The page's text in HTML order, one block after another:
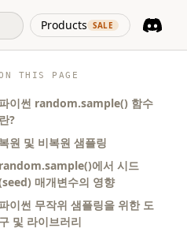
Products SALE
(opens in
THIS PAGE
파이썬 random.sample() 함수
란?
복원 및 비복원 샘플링
random.sample()에서 시드
매개변수의 영향
파이썬 무작위 샘플링을 위한 도
구 및 라이브러리